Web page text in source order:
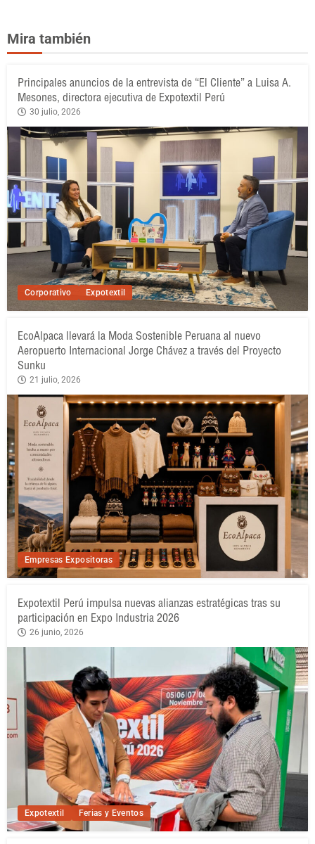
Mira también
Corporativo Expotextil
Principales anuncios de la entrevista de “El Cliente” a Luisa A.
Mesones, directora ejecutiva de Expotextil Perú
30 julio, 2026
Empresas Expositoras
EcoAlpaca llevará la Moda Sostenible Peruana al nuevo
Aeropuerto Internacional Jorge Chávez a través del Proyecto
Sunku
21 julio, 2026
Expotextil Ferias y Eventos
Expotextil Perú impulsa nuevas alianzas estratégicas tras su
participación en Expo Industria 2026
26 junio, 2026